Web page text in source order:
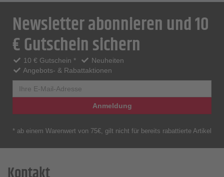
Newsletter abonnieren und 10
€ Gutschein sichern
10 € Gutschein *
Neuheiten
Angebots- & Rabattaktionen
Anmeldung
* ab einem Warenwert von 75€, gilt nicht für bereits rabattierte Artikel